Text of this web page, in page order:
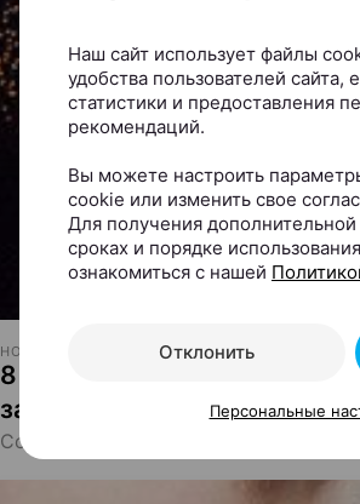
НОВОСТИ К ПРАЗДНИКУ
8 марта в Парке дружбы
запуск небесных
Собравшихся ожидает
Наш сайт использует файлы
удобства пользователей сайта,
статистики и предоставления
рекомендаций.
Вы можете настроить
cookie или изменить свое
Для получения
сроках и порядке
ознакомиться с нашей
Отклонить
Персональные